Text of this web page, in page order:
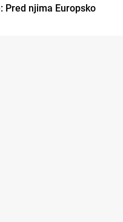
Pred njima Europsko